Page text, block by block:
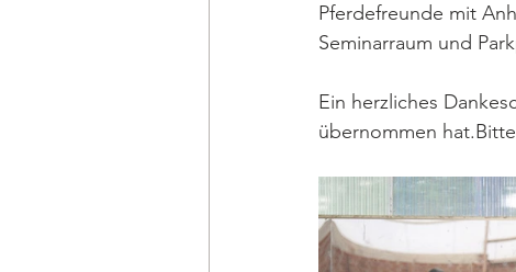
Pferdefreunde mit
Seminarraum und
Ein herzliches
übernommen